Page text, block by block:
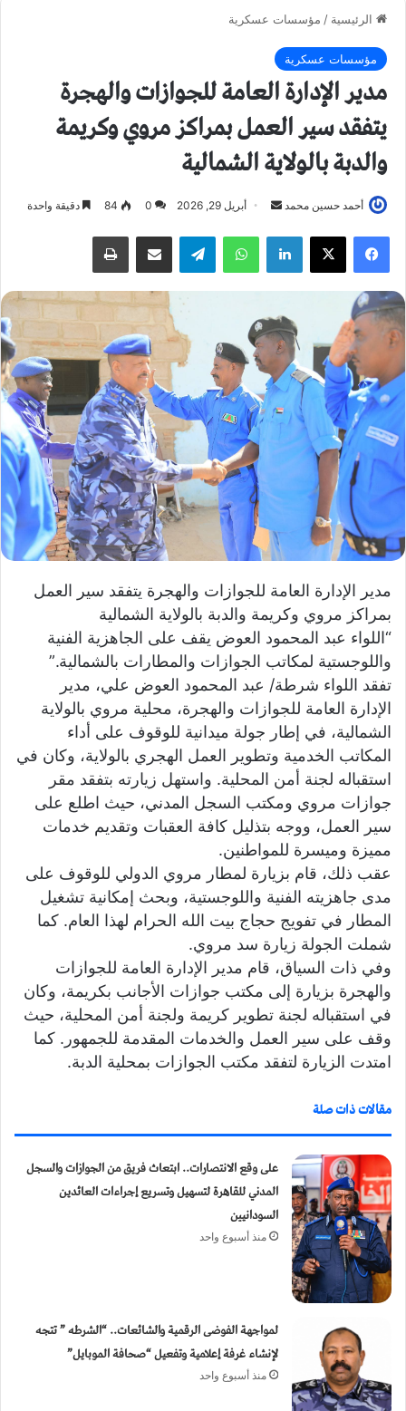
الرئيسية / مؤسسات عسكرية
مؤسسات عسكرية
مدير الإدارة العامة للجوازات والهجرة
يتفقد سير العمل بمراكز مروي وكريمة
والدبة بالولاية الشمالية
أحمد حسين محمد
ل
ب
ر
ي
د
ا
ل
ن
أبريل 29, 2026 0
84 دقيقة واحدة
فيسبوك لينكدإن واتساب
مدير الإدارة العامة للجوازات والهجرة يتفقد سير العمل
بمراكز مروي وكريمة والدبة بالولاية الشمالية
“اللواء عبد المحمود العوض يقف على الجاهزية الفنية
واللوجستية لمكاتب الجوازات والمطارات بالشمالية.”
​تفقد اللواء شرطة/ عبد المحمود العوض علي، مدير
الإدارة العامة للجوازات والهجرة، محلية مروي بالولاية
الشمالية، في إطار جولة ميدانية للوقوف على أداء
المكاتب الخدمية وتطوير العمل الهجري بالولاية، وكان في
استقباله لجنة أمن المحلية. واستهل زيارته بتفقد مقر
جوازات مروي ومكتب السجل المدني، حيث اطلع على
سير العمل، ووجه بتذليل كافة العقبات وتقديم خدمات
مميزة وميسرة للمواطنين.
​عقب ذلك، قام بزيارة لمطار مروي الدولي للوقوف على
مدى جاهزيته الفنية واللوجستية، وبحث إمكانية تشغيل
المطار في تفويج حجاج بيت الله الحرام لهذا العام. كما
شملت الجولة زيارة سد مروي.
​وفي ذات السياق، قام مدير الإدارة العامة للجوازات
والهجرة بزيارة إلى مكتب جوازات الأجانب بكريمة، وكان
في استقباله لجنة تطوير كريمة ولجنة أمن المحلية، حيث
وقف على سير العمل والخدمات المقدمة للجمهور. كما
امتدت الزيارة لتفقد مكتب الجوازات بمحلية الدبة.
مقالات ذات صلة
​على وقع الانتصارات.. ابتعاث فريق من الجوازات والسجل
المدني للقاهرة لتسهيل وتسريع إجراءات العائدين
السودانيين
منذ أسبوع واحد
لمواجهة الفوضى الرقمية والشائعات.. “الشرطه ” تتجه
لإنشاء غرفة إعلامية وتفعيل “صحافة الموبايل”
منذ أسبوع واحد